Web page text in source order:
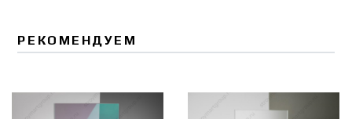
РЕКОМЕНДУЕМ